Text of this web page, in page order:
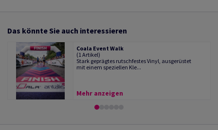
Das könnte Sie auch interessieren
Coala Event Walk
(1 Artikel)
Stark geprägtes rutschfestes Vinyl, ausgerüstet
mit einem speziellen Kle...
Mehr anzeigen